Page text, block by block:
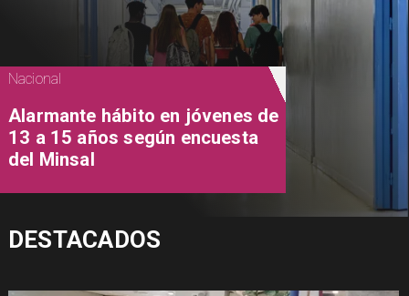
Nacional
Alarmante hábito en jóvenes de
13 a 15 años según encuesta
del Minsal
DESTACADOS